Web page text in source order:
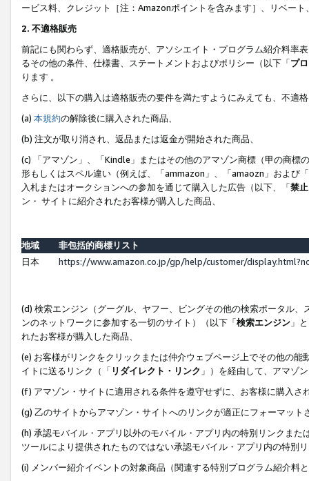
ービス料、クレジット［注：Amazonポイントを含みます］、リベー
2. 不適格販売
前記にも関わらず、適格販売が、アソシエイト・プログラム紹介料率
るその他の条件、仕様書、ステートメントおよびポリシー（以下「プ
ります 。
さらに、以下の購入は適格販売の要件を満たすようにみえても、不適
(a) 本規約の解除後に購入された商品、
(b) 注文が取り消され、返品または返金が開始された商品、
(c) 「アマゾン」、「Kindle」またはその他のアマゾン商標（甲の商
形もしくはスペル違い（例えば、「ammazon」、「amaozn」および
入札またはオークションへの参加を通じて購入した広告（以下、「禁
ン・ サイトに紹介されたお客様が購入した商品、
地域
非包括的商標リスト
日本
https://www.amazon.co.jp/gp/help/customer/
(d) 検索エンジン（グーグル、ヤフー、ビングその他の検索ポータル
ンのネットワークに参加する一切のサイト）（以下「検索エンジン 」
れたお客様が購入した商品、
(e) お客様がリンクをクリックまたは仲介ウェブページ上でその他の
イトに送るリンク（「 リダイレクト・リンク 」）を経由して、アマゾ
(f) アマゾン・サイトに適用される条件を遵守せずに、お客様に購入さ
(g) 乙のサイトからアマゾン・サイトへのリンクが適正にフォーマッ
(h) 承認モバイル・アプリ以外のモバイル・アプリ内の特別リンクま
ツールにより提供されたものではない承認モバイル・アプリ内の特別
(i) メンバー紹介イベントの対象商品（関連する特別プログラム紹介料